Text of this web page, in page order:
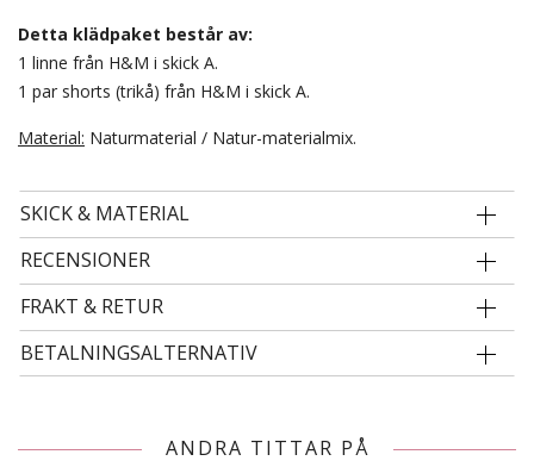
Detta klädpaket består av:
1 linne från H&M i skick A.
1 par shorts (trikå) från H&M i skick A.
Material: Naturmaterial / Natur-materialmix.
SKICK & MATERIAL
RECENSIONER
FRAKT & RETUR
BETALNINGSALTERNATIV
ANDRA TITTAR PÅ